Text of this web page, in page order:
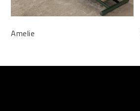
Amelie